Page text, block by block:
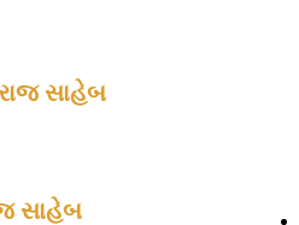
સાહેબ
સાહેબ